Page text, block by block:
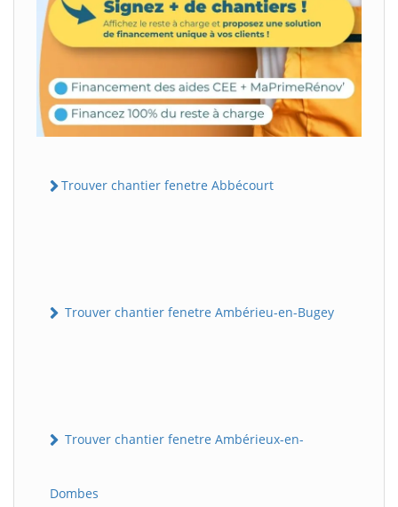
Trouver chantier fenetre Abbécourt
Trouver chantier fenetre Ambérieu-en-Bugey
Trouver chantier fenetre Ambérieux-en-
Dombes